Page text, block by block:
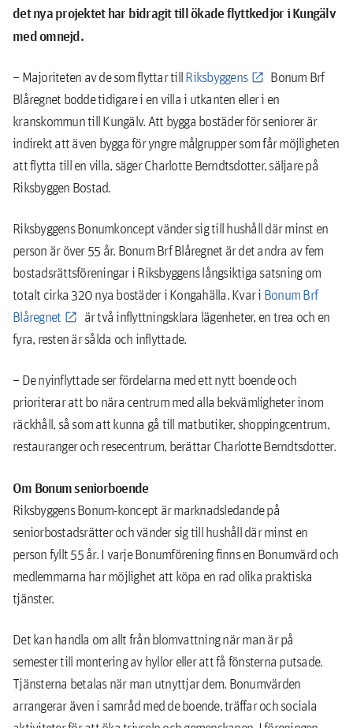
det nya projektet har bidragit till ökade flyttkedjor i Kungälv
med omnejd.
– Majoriteten av de som flyttar tillRiksbyggens
Bonum Brf
Blåregnet bodde tidigare i en villa i utkanten eller i en
kranskommun till Kungälv. Att bygga bostäder för seniorer är
indirekt att även bygga för yngre målgrupper som får möjligheten
att flytta till en villa, säger Charlotte Berndtsdotter, säljare på
Riksbyggen Bostad.
Riksbyggens Bonumkoncept vänder sig till hushåll där minst en
person är över 55 år. Bonum Brf Blåregnet är det andra av fem
bostadsrättsföreningar i Riksbyggens långsiktiga satsning om
totalt cirka 320 nya bostäder i Kongahälla. Kvar i Bonum Brf
Blåregnet
är två inflyttningsklara lägenheter, en trea och en
fyra, resten är sålda och inflyttade.
– De nyinflyttade ser fördelarna med ett nytt boende och
prioriterar att bo nära centrum med alla bekvämligheter inom
räckhåll, så som att kunna gå till matbutiker, shoppingcentrum,
restauranger och resecentrum, berättar Charlotte Berndtsdotter.
Om Bonum seniorboende
Riksbyggens Bonum-koncept är marknadsledande på
seniorbostadsrätter och vänder sig till hushåll där minst en
person fyllt 55 år. I varje Bonumförening finns en Bonumvärd och
medlemmarna har möjlighet att köpa en rad olika praktiska
tjänster.
Det kan handla om allt från blomvattning när man är på
semester till montering av hyllor eller att få fönsterna putsade.
Tjänsterna betalas när man utnyttjar dem. Bonumvärden
arrangerar även i samråd med de boende, träffar och sociala